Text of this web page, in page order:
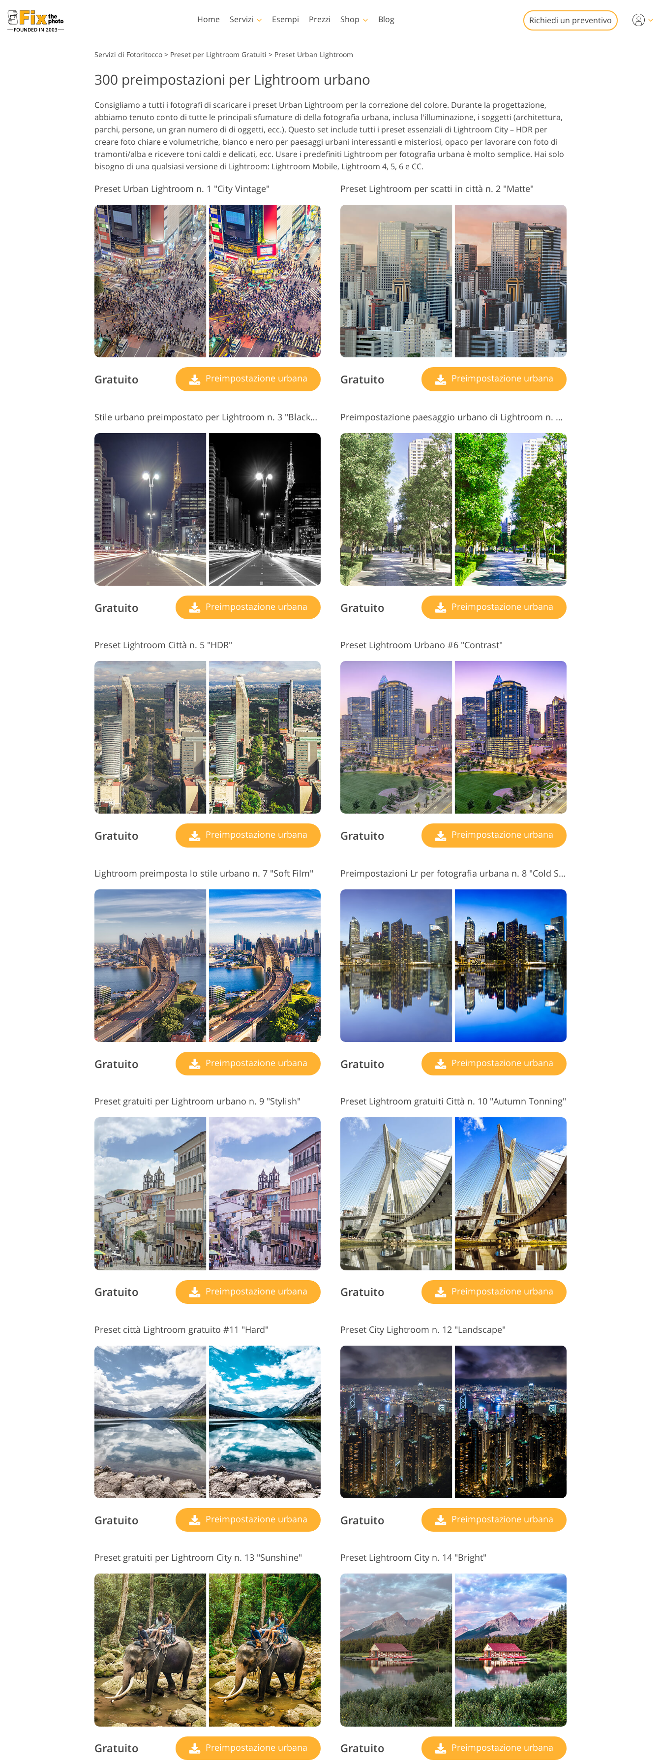
FOUNDED IN 2003
Home Servizi
immobiliare
Servizi di Fotoritocco per
Matrimoni
Modelli di abbigliamento IA
Servizi di manipolazione
delle immagini
Servizi Foto Restauro
Servizi di ritocco del
prodotto
Servizi di ritocco gioielli Dati di Addestramento AI Servizi di montaggio video
Esempi Prezzi Shop
Lightroom
Lightroom Presets
Collezioni
Migliori preset di
Lightroom Deal
Collezione mobile
Photoshop
Azioni di Photoshop
Sovrapposizioni di
Photoshop
Texture di Photoshop
Ps Azioni Intere
Collezioni
Sovrapposizioni di
Templates
Modelli
Biglietti di San Valentino
Inviti di nozze
Invito di compleanno per
bambini
Blog Richiedi un preventivo
Servizi di Fotoritocco > Preset per Lightroom Gratuiti > Preset Urban Lightroom
300 preimpostazioni per Lightroom urbano
Consigliamo a tutti i fotografi di scaricare i preset Urban Lightroom per la correzione del colore. Durante la progettazione,
abbiamo tenuto conto di tutte le principali sfumature di della fotografia urbana, inclusa l'illuminazione, i soggetti (architettura,
parchi, persone, un gran numero di di oggetti, ecc.). Questo set include tutti i preset essenziali di Lightroom City – HDR per
creare foto chiare e volumetriche, bianco e nero per paesaggi urbani interessanti e misteriosi, opaco per lavorare con foto di
tramonti/alba e ricevere toni caldi e delicati, ecc. Usare i predefiniti Lightroom per fotografia urbana è molto semplice. Hai solo
bisogno di una qualsiasi versione di Lightroom: Lightroom Mobile, Lightroom 4, 5, 6 e CC.
Preset Urban Lightroom n. 1 "City Vintage"
Gratuito Preimpostazione urbana
Preset Lightroom per scatti in città n. 2 "Matte"
Gratuito Preimpostazione urbana
Stile urbano preimpostato per Lightroom n. 3 "Black&White"
Gratuito Preimpostazione urbana
Preimpostazione paesaggio urbano di Lightroom n. 4 "Saturation"
Gratuito Preimpostazione urbana
Preset Lightroom Città n. 5 "HDR"
Gratuito Preimpostazione urbana
Preset Lightroom Urbano #6 "Contrast"
Gratuito Preimpostazione urbana
Lightroom preimposta lo stile urbano n. 7 "Soft Film"
Gratuito Preimpostazione urbana
Preimpostazioni Lr per fotografia urbana n. 8 "Cold Shine"
Gratuito Preimpostazione urbana
Preset gratuiti per Lightroom urbano n. 9 "Stylish"
Gratuito Preimpostazione urbana
Preset Lightroom gratuiti Città n. 10 "Autumn Tonning"
Gratuito Preimpostazione urbana
Preset città Lightroom gratuito #11 "Hard"
Gratuito Preimpostazione urbana
Preset City Lightroom n. 12 "Landscape"
Gratuito Preimpostazione urbana
Preset gratuiti per Lightroom City n. 13 "Sunshine"
Gratuito Preimpostazione urbana
Preset Lightroom City n. 14 "Bright"
Gratuito Preimpostazione urbana